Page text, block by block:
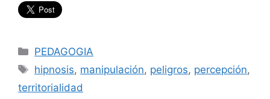
Categorías
PEDAGOGIA
Etiquetas
hipnosis, manipulación, peligros, percepción,
territorialidad